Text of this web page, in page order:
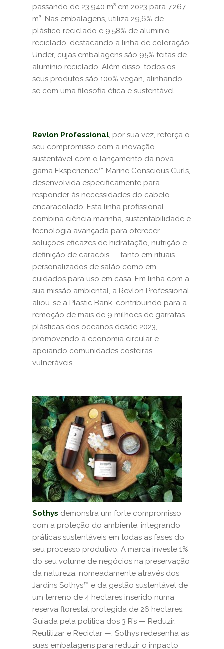
passando de 23.940 m³ em 2023 para 7.267
m³. Nas embalagens, utiliza 29,6% de
plástico reciclado e 9,58% de alumínio
reciclado, destacando a linha de coloração
Under, cujas embalagens são 95% feitas de
alumínio reciclado. Além disso, todos os
seus produtos são 100% vegan, alinhando-
se com uma filosofia ética e sustentável.
Revlon Professional, por sua vez, reforça o
seu compromisso com a inovação
sustentável com o lançamento da nova
gama Eksperience™ Marine Conscious Curls,
desenvolvida especificamente para
responder às necessidades do cabelo
encaracolado. Esta linha profissional
combina ciência marinha, sustentabilidade e
tecnologia avançada para oferecer
soluções eficazes de hidratação, nutrição e
definição de caracóis — tanto em rituais
personalizados de salão como em
cuidados para uso em casa. Em linha com a
sua missão ambiental, a Revlon Professional
aliou-se à Plastic Bank, contribuindo para a
remoção de mais de 9 milhões de garrafas
plásticas dos oceanos desde 2023,
promovendo a economia circular e
apoiando comunidades costeiras
vulneráveis.
Sothys demonstra um forte compromisso
com a proteção do ambiente, integrando
práticas sustentáveis em todas as fases do
seu processo produtivo. A marca investe 1%
do seu volume de negócios na preservação
da natureza, nomeadamente através dos
Jardins Sothys™ e da gestão sustentável de
um terreno de 4 hectares inserido numa
reserva florestal protegida de 26 hectares.
Guiada pela política dos 3 R’s — Reduzir,
Reutilizar e Reciclar —, Sothys redesenha as
suas embalagens para reduzir o impacto